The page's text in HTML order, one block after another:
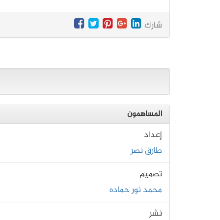
شارك
المساهمون
إعداد
طارق نصر
تصميم
محمد نور حماده
نشر